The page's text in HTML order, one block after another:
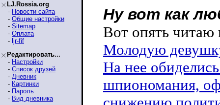
LJ.Rossia.org
- Новости сайта
- Общие настройки
- Sitemap
- Оплата
- ljr-fif
Редактировать...
- Настройки
- Список друзей
- Дневник
- Картинки
- Пароль
- Вид дневника
Ну вот как
Вот опять читаю
Молодую
На нее
шпиономания,